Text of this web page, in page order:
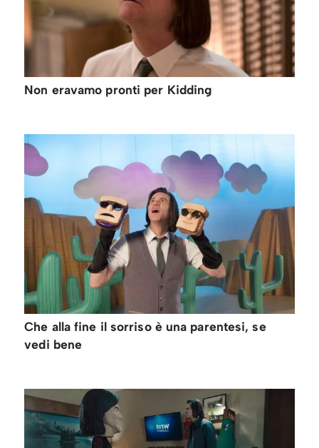
Non eravamo pronti per Kidding
Che alla fine il sorriso è una parentesi, se
vedi bene